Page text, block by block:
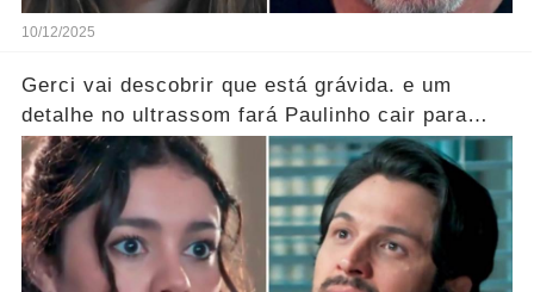
10/12/2025
Gerci vai descobrir que está grávida. e um
detalhe no ultrassom fará Paulinho cair para
trás!